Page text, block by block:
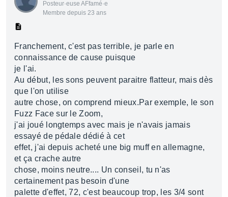
Posteur·euse AFfamé·e
Membre depuis 23 ans
Franchement, c'est pas terrible, je parle en
connaissance de cause puisque
je l'ai.
Au début, les sons peuvent paraitre flatteur, mais dès
que l'on utilise
autre chose, on comprend mieux.Par exemple, le son
Fuzz Face sur le Zoom,
j'ai joué longtemps avec mais je n'avais jamais
essayé de pédale dédié à cet
effet, j'ai depuis acheté une big muff en allemagne,
et ça crache autre
chose, moins neutre.... Un conseil, tu n'as
certainement pas besoin d'une
palette d'effet, 72, c'est beaucoup trop, les 3/4 sont